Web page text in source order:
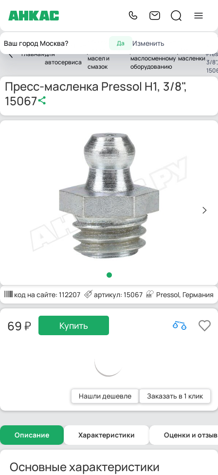
Ваш город Москва? Да Изменить
Главная
Оборудование
для
автосервиса
Оборудование
масел и
смазок
Комплектующие
маслосменному
оборудованию
масленки3/8",
Пресс-масленка Pressol Н1, 3/8",
15067
код на сайте: 112207 артикул: 15067 Pressol, Германия
69 Купить
Нашли дешевле Заказать в 1 клик
Описание Характеристики Оценки и
Основные характеристики